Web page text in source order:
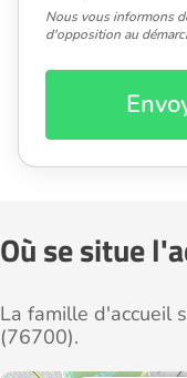
Nous vous informons
d'opposition au
Où se situe
La famille d'accueil
(76700).